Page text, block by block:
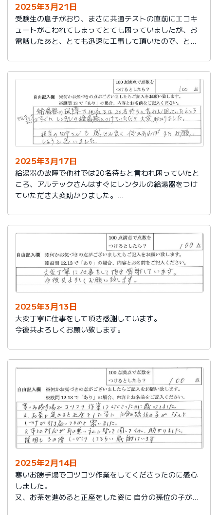
2025年3月21日
受験生の息子がおり、まさに共通テストの直前にエコキ
ュートがこわれてしまってとても困っていましたが、お
電話したあと、とても迅速に工事して頂いたので、とて
対応もていねいして頂き、初めて利用させて頂きました
が不安になることなく工事完了してもらい、本当にあり
2025年3月17日
給湯器の故障で他社では20名待ちと言われ困っていたと
ころ、アルテックさんはすぐにレンタルの給湯器をつけ
ていただき大変助かりました。
うと思いました。
2025年3月13日
大変丁寧に仕事をして頂き感謝しています。
今後共よろしくお願い致します。
2025年2月14日
寒いお勝手場でコツコツ作業をしてくださったのに感心
しました。
又、お茶を進めると正座をした姿に 自分の孫位の子がな